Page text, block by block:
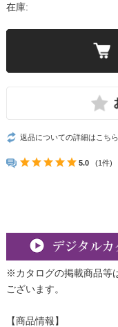
在庫:
返品についての詳細はこちら
5.0 (1件)
※カタログの掲載商品等
ございます。
【商品情報】